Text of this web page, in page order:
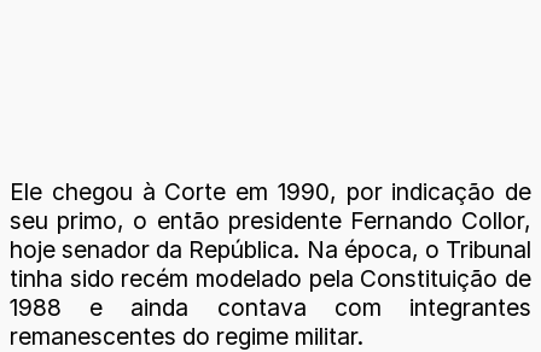
Ele chegou à Corte em 1990, por indicação de
seu primo, o então presidente Fernando Collor,
hoje senador da República. Na época, o Tribunal
tinha sido recém modelado pela Constituição de
1988 e ainda contava com integrantes
remanescentes do regime militar.